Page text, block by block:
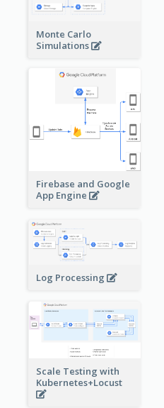
Monte Carlo
Simulations
Firebase and Google
App Engine
Log Processing
Scale Testing with
Kubernetes+Locust